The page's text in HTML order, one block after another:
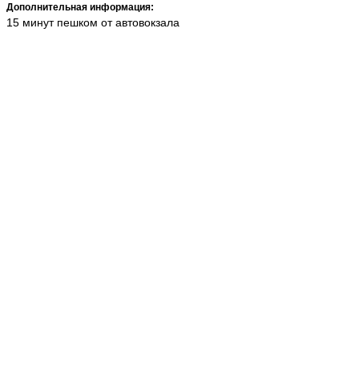
Дополнительная информация:
15 минут пешком от автовокзала